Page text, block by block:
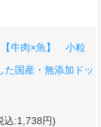
【牛肉×魚】 小粒
た国産・無添加ドッ
込:1,738円)